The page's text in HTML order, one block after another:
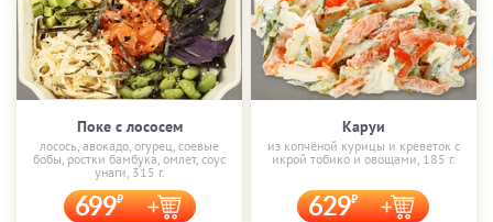
Поке с лососем
лосось, авокадо, огурец, соевые
бобы, ростки бамбука, омлет, соус
унаги, 315 г.
699
Каруи
из копчёной курицы и креветок с
икрой тобико и овощами, 185 г.
629